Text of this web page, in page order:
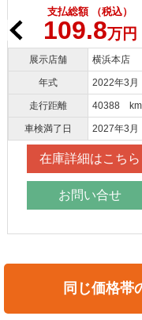
支払総額 （税込）
109.8万円
展示店舗 横浜本店
年式 2022年3月
走行距離 40388 km
車検満了日 2027年3月
在庫詳細はこちら
お問い合せ
同じ価格帯